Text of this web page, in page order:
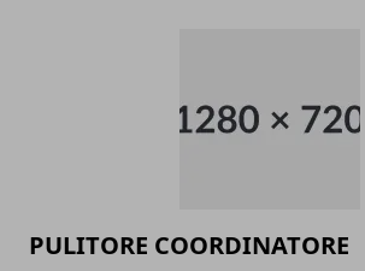
PULITORE COORDINATORE